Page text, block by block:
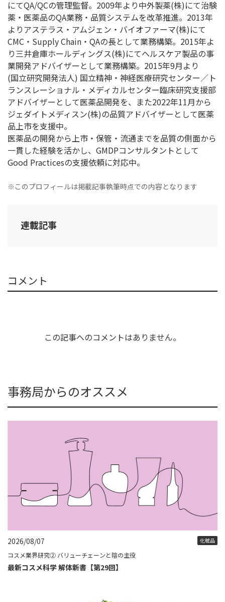
にてQA/QCの管理監督。2009年より中外製薬(株)にて治験
薬・医薬品のQA業務・品質システムを改革推進。2013年
よりアステラス・アムジェン・バイオファーマ(株)にて
CMC・Supply Chain・QAの長として業務構築。2015年よ
り三井倉庫ホールディングス(株)にてヘルスケア製品の事
業開発アドバイザーとして業務構築。2015年9月より
(国立研究開発法人) 国立精神・神経医療研究センター／ト
ランスレーショナル・メディカルセンター臨床研究支援部
アドバイザーとして医薬品開発を、また2022年11月から
ジェダイトメディスン(株)の品質アドバイザーとして医薬
品上市を支援中。
医薬品の開発から上市・保管・流通までを品質の側面から
一貫した経験を活かし、GMDPコンサルタントとして
Good Practicesの支援依頼に対応中。
※このプロフィールは掲載記事執筆時点での内容となります
連載記事
コメント
この記事へのコメントはありません。
事務局からのオススメ
2026/08/07 化粧品
コスメ業界研究② バリューチェーンと陰の主役
最新コスメ科学 解体新書【第29回】